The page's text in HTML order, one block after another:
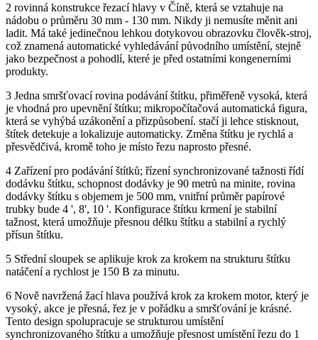
2 rovinná konstrukce řezací hlavy v Číně, která se vztahuje na
nádobu o průměru 30 mm - 130 mm. Nikdy ji nemusíte měnit ani
ladit. Má také jedinečnou lehkou dotykovou obrazovku člověk-stroj,
což znamená automatické vyhledávání původního umístění, stejně
jako bezpečnost a pohodlí, které je před ostatními kongenerními
produkty.
3 Jedna smršťovací rovina podávání štítku, přiměřeně vysoká, která
je vhodná pro upevnění štítku; mikropočítačová automatická figura,
která se vyhýbá uzákonění a přizpůsobení. stačí ji lehce stisknout,
štítek detekuje a lokalizuje automaticky. Změna štítku je rychlá a
přesvědčivá, kromě toho je místo řezu naprosto přesné.
4 Zařízení pro podávání štítků; řízení synchronizované tažnosti řídí
dodávku štítku, schopnost dodávky je 90 metrů na minite, rovina
dodávky štítku s objemem je 500 mm, vnitřní průměr papírové
trubky bude 4 ', 8', 10 '. Konfigurace štítku krmení je stabilní
tažnost, která umožňuje přesnou délku štítku a stabilní a rychlý
přísun štítku.
5 Střední sloupek se aplikuje krok za krokem na strukturu štítku
natáčení a rychlost je 150 B za minutu.
6 Nově navržená žací hlava používá krok za krokem motor, který je
vysoký, akce je přesná, řez je v pořádku a smršťování je krásné.
Tento design spolupracuje se strukturou umístění
synchronizovaného štítku a umožňuje přesnost umístění řezu do 1